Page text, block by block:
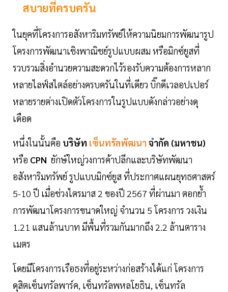
สบายที่ครบครัน
ในยุคที่โครงการอสังหาริมทรัพย์ให้ความนิยมการพัฒนารูป
โครงการพัฒนาเชิงพาณิชย์รูปแบบผสม หรือมิกซ์ยูสที่
รวบรวมสิ่งอำนวยความสะดวกไว้รองรับความต้องการหลาก
หลายไลฟ์สไตล์อย่างครบครันในที่เดียว บิ๊กดีเวลอปเปอร์
หลายรายต่างเปิดตัวโครงการในรูปแบบดังกล่าวอย่างดุ
เดือด
หนึ่งในนั้นคือ บริษัท เซ็นทรัลพัฒนา จำกัด (มหาชน)
หรือ CPN ยักษ์ใหญ่วงการค้าปลีกและบริษัทพัฒนา
อสังหาริมทรัพย์ รูปแบบมิกซ์ยูส ที่ประกาศแผนยุทธศาสตร์
5-10 ปี เมื่อช่วงไตรมาส 2 ของปี 2567 ที่ผ่านมา ตอกยํ้า
การพัฒนาโครงการขนาดใหญ่ จำนวน 5 โครงการ วงเงิน
1.21 แสนล้านบาท มีพื้นที่รวมกันมากถึง 2.2 ล้านตาราง
เมตร
โดยมีโครงการเรือธงที่อยู่ระหว่างก่อสร้างได้แก่ โครงการ
ดุสิตเซ็นทรัลพาร์ค, เซ็นทรัลพหลโยธิน, เซ็นทรัล